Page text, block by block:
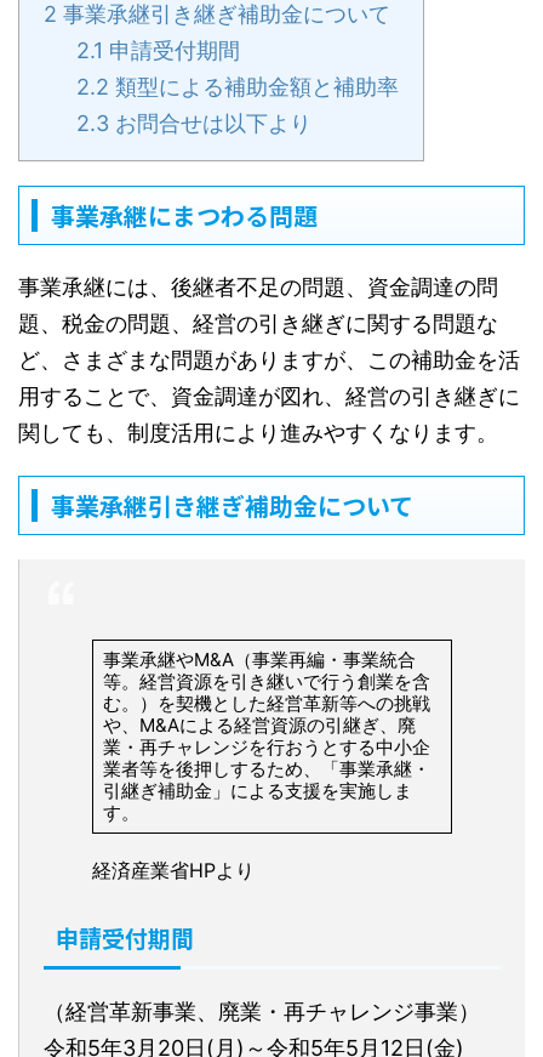
2 事業承継引き継ぎ補助金について
2.1 申請受付期間
2.2 類型による補助金額と補助率
2.3 お問合せは以下より
事業承継にまつわる問題
事業承継には、後継者不足の問題、資金調達の問
題、税金の問題、経営の引き継ぎに関する問題な
ど、さまざまな問題がありますが、この補助金を活
用することで、資金調達が図れ、経営の引き継ぎに
関しても、制度活用により進みやすくなります。
事業承継引き継ぎ補助金について
事業承継やM&A（事業再編・事業統合
等。経営資源を引き継いで行う創業を含
む。）を契機とした経営革新等への挑戦
や、M&Aによる経営資源の引継ぎ、廃
業・再チャレンジを行おうとする中小企
業者等を後押しするため、「事業承継・
引継ぎ補助金」による支援を実施しま
す。
経済産業省HPより
申請受付期間
（経営革新事業、廃業・再チャレンジ事業）
令和5年3月20日(月)～令和5年5月12日(金)